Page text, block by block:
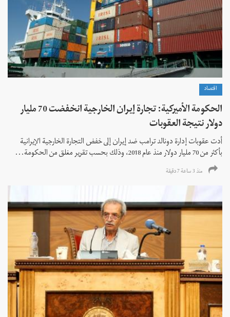
اقتصاد
الحكومة الأميركية: تجارة إيران الخارجية انخفضت 70 مليار
دولار نتيجة العقوبات
أدت عقوبات إدارة دونالد ترامب ضد إيران إلى خفض التجارة الخارجية الإيرانية
بأكثر من 70 مليار دولار منذ عام 2018، وذلك بحسب تقرير مغلق من الحكومة...
منذ 3 ساعة 7 دقیقة